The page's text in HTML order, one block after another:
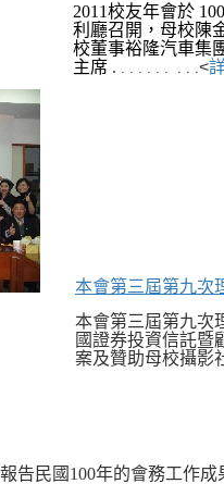
2011校友年會於
利廳召開，母校陳
校董事裕隆汽車集
主席 . <
本會第三屆第九次
本會第三屆第九次
國證券投資信託暨
案及贊助母校攝影
告民國100年的會務工作成